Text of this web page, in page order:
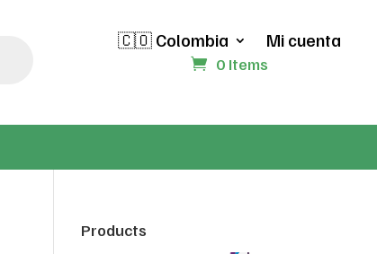
🇨🇴 Colombia Mi cuenta
0 Items
Products